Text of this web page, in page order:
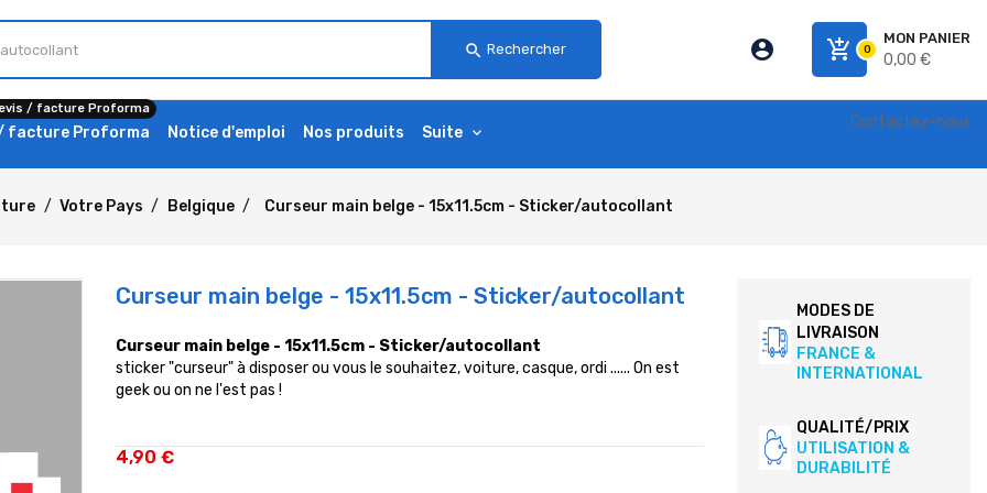
search Rechercher add_shopping_cart 0
MON PANIER
0,00 €
account_circle
Contactez-nous
/ facture Proforma
/ facture Proforma
Notice d'emploi Nos produits Suite
Votre Pays Belgique Curseur main belge - 15x11.5cm - Sticker/autocollant
Curseur main belge - 15x11.5cm - Sticker/autocollant
Curseur main belge - 15x11.5cm - Sticker/autocollant
sticker "curseur" à disposer ou vous le souhaitez, voiture, casque, ordi ...... On est
geek ou on ne l'est pas !
4,90 €
MODES DE
LIVRAISON
FRANCE &
INTERNATIONAL
QUALITÉ/PRIX
UTILISATION &
DURABILITÉ